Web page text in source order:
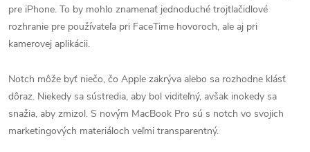
pre iPhone. To by mohlo znamenať jednoduché trojtlačidlové
rozhranie pre používateľa pri FaceTime hovoroch, ale aj pri
kamerovej aplikácii.
Notch môže byť niečo, čo Apple zakrýva alebo sa rozhodne klásť
dôraz. Niekedy sa sústredia, aby bol viditeľný, avšak inokedy sa
snažia, aby zmizol. S novým MacBook Pro sú s notch vo svojich
marketingových materiáloch veľmi transparentný.